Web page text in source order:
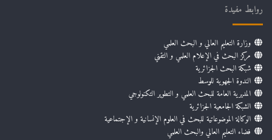
روابط مفيدة
وزارة التعليم العالي و البحث العلمي
مركز البحث في الإعلام العلمي و التقني
شبكة البحث الجزائرية
الندوة الجهوية للوسط
المديرية العامة للبحث العلمي و التطوير التكنولوجي
الشبكة الجامعية الجزائرية
الوكالة الموضوعاتية للبحث في العلوم الإنسانية و الإجتماعية
فضاء التعليم العالي والبحث العلمي